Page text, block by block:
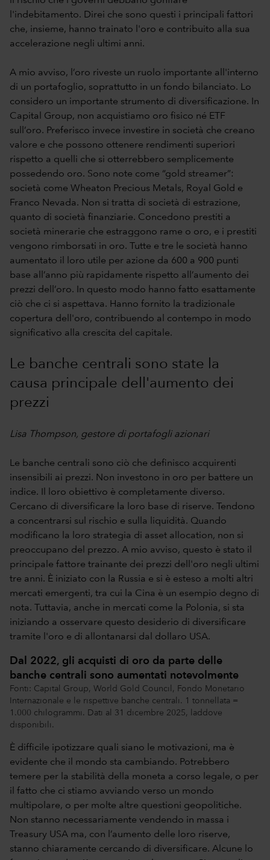
l'indebitamento. Direi che sono questi i principali fattori
che, insieme, hanno trainato l'oro e contribuito alla sua
accelerazione negli ultimi anni.
A mio avviso, l’oro riveste un ruolo importante all'interno
di un portafoglio, soprattutto in un fondo bilanciato. Lo
considero un importante strumento di diversificazione. In
Capital Group, non acquistiamo oro fisico né ETF
sull’oro. Preferisco invece investire in società che creano
valore e che possono ottenere rendimenti superiori
rispetto a quelli che si otterrebbero semplicemente
possedendo oro. Sono note come “gold streamer”:
società come Wheaton Precious Metals, Royal Gold e
Franco Nevada. Non si tratta di società di estrazione,
quanto di società finanziarie. Concedono prestiti a
società minerarie che estraggono rame o oro, e i prestiti
vengono rimborsati in oro. Tutte e tre le società hanno
aumentato il loro utile per azione da 600 a 900 punti
base all’anno più rapidamente rispetto all’aumento dei
prezzi dell’oro. In questo modo hanno fatto esattamente
ciò che ci si aspettava. Hanno fornito la tradizionale
copertura dell'oro, contribuendo al contempo in modo
significativo alla crescita del capitale.
Le banche centrali sono state la
causa principale dell'aumento dei
prezzi
Lisa Thompson, gestore di portafogli azionari
Le banche centrali sono ciò che definisco acquirenti
insensibili ai prezzi. Non investono in oro per battere un
indice. Il loro obiettivo è completamente diverso.
Cercano di diversificare la loro base di riserve. Tendono
a concentrarsi sul rischio e sulla liquidità. Quando
modificano la loro strategia di asset allocation, non si
preoccupano del prezzo. A mio avviso, questo è stato il
principale fattore trainante dei prezzi dell'oro negli ultimi
tre anni. È iniziato con la Russia e si è esteso a molti altri
mercati emergenti, tra cui la Cina è un esempio degno di
nota. Tuttavia, anche in mercati come la Polonia, si sta
iniziando a osservare questo desiderio di diversificare
tramite l'oro e di allontanarsi dal dollaro USA.
Dal 2022, gli acquisti di oro da parte delle
banche centrali sono aumentati notevolmente
Fonti: Capital Group, World Gold Council, Fondo Monetario
Internazionale e le rispettive banche centrali. 1 tonnellata =
1.000 chilogrammi. Dati al 31 dicembre 2025, laddove
disponibili.
È difficile ipotizzare quali siano le motivazioni, ma è
evidente che il mondo sta cambiando. Potrebbero
temere per la stabilità della moneta a corso legale, o per
il fatto che ci stiamo avviando verso un mondo
multipolare, o per molte altre questioni geopolitiche.
Non stanno necessariamente vendendo in massa i
Treasury USA ma, con l’aumento delle loro riserve,
stanno chiaramente cercando di diversificare. Alcune lo